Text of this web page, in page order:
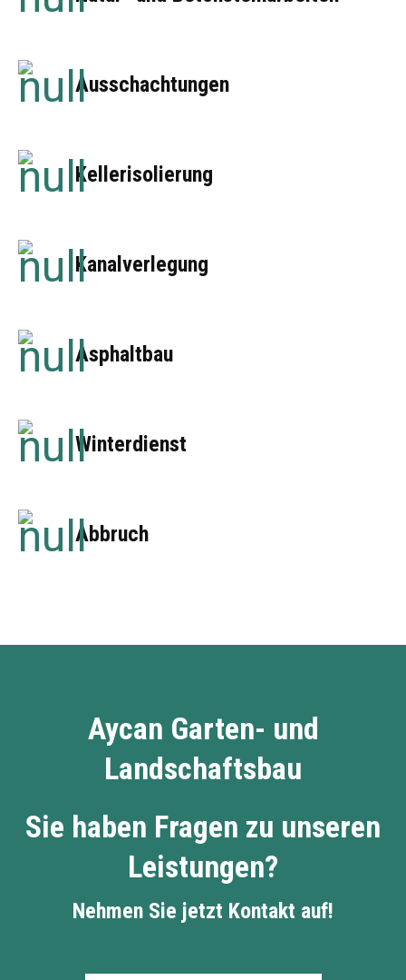
Ausschachtungen
Kellerisolierung
Kanalverlegung
Asphaltbau
Winterdienst
Abbruch
Aycan Garten- und
Landschaftsbau
Sie haben Fragen zu unseren
Leistungen?
Nehmen Sie jetzt Kontakt auf!